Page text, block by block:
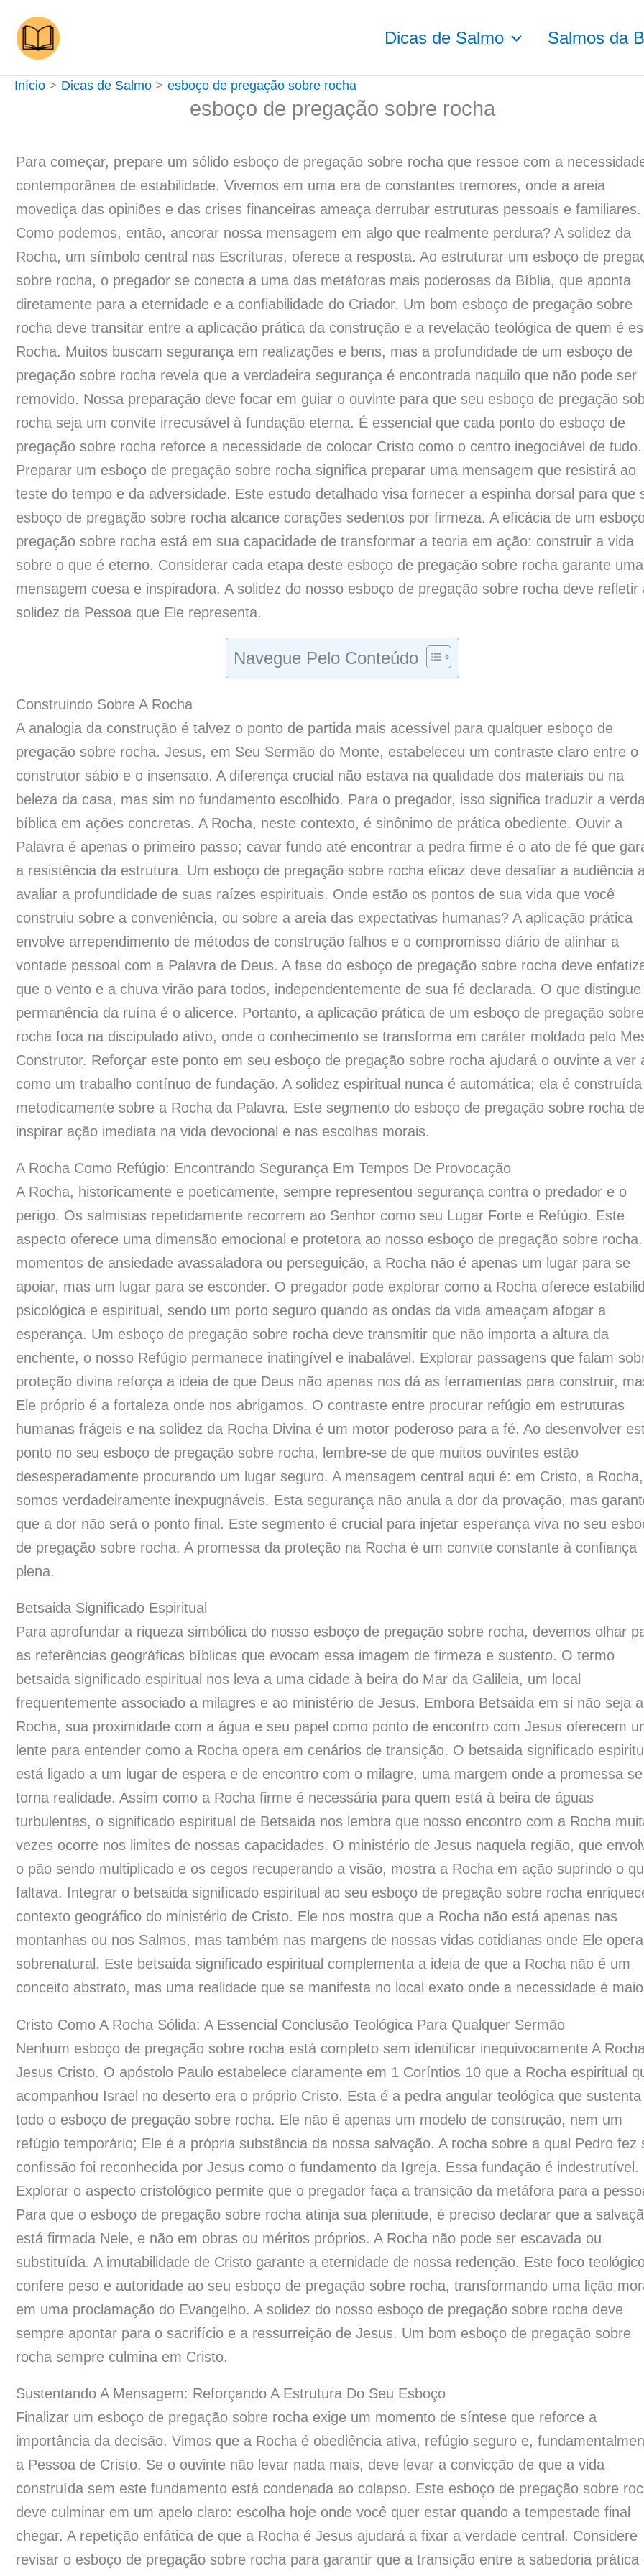
para
conteúdo
Dicas de Salmo Salmos da
Início Dicas de Salmo esboço de pregação sobre rocha
esboço de pregação sobre rocha
Para começar, prepare um sólido esboço de pregação sobre rocha que ressoe com a
contemporânea de estabilidade. Vivemos em uma era de constantes tremores, onde a areia
movediça das opiniões e das crises financeiras ameaça derrubar estruturas pessoais e familiares.
Como podemos, então, ancorar nossa mensagem em algo que realmente perdura? A solidez da
Rocha, um símbolo central nas Escrituras, oferece a resposta. Ao estruturar um esboço de
sobre rocha, o pregador se conecta a uma das metáforas mais poderosas da Bíblia, que aponta
diretamente para a eternidade e a confiabilidade do Criador. Um bom esboço de pregação sobre
rocha deve transitar entre a aplicação prática da construção e a revelação teológica de quem é
Rocha. Muitos buscam segurança em realizações e bens, mas a profundidade de um esboço de
pregação sobre rocha revela que a verdadeira segurança é encontrada naquilo que não pode ser
removido. Nossa preparação deve focar em guiar o ouvinte para que seu esboço de pregação
rocha seja um convite irrecusável à fundação eterna. É essencial que cada ponto do esboço de
pregação sobre rocha reforce a necessidade de colocar Cristo como o centro inegociável de tudo.
Preparar um esboço de pregação sobre rocha significa preparar uma mensagem que resistirá ao
teste do tempo e da adversidade. Este estudo detalhado visa fornecer a espinha dorsal para que
esboço de pregação sobre rocha alcance corações sedentos por firmeza. A eficácia de um
pregação sobre rocha está em sua capacidade de transformar a teoria em ação: construir a vida
sobre o que é eterno. Considerar cada etapa deste esboço de pregação sobre rocha garante uma
mensagem coesa e inspiradora. A solidez do nosso esboço de pregação sobre rocha deve refletir
solidez da Pessoa que Ele representa.
Navegue Pelo Conteúdo
Construindo Sobre A Rocha
A analogia da construção é talvez o ponto de partida mais acessível para qualquer esboço de
pregação sobre rocha. Jesus, em Seu Sermão do Monte, estabeleceu um contraste claro entre o
construtor sábio e o insensato. A diferença crucial não estava na qualidade dos materiais ou na
beleza da casa, mas sim no fundamento escolhido. Para o pregador, isso significa traduzir a
bíblica em ações concretas. A Rocha, neste contexto, é sinônimo de prática obediente. Ouvir a
Palavra é apenas o primeiro passo; cavar fundo até encontrar a pedra firme é o ato de fé que
a resistência da estrutura. Um esboço de pregação sobre rocha eficaz deve desafiar a audiência
avaliar a profundidade de suas raízes espirituais. Onde estão os pontos de sua vida que você
construiu sobre a conveniência, ou sobre a areia das expectativas humanas? A aplicação prática
envolve arrependimento de métodos de construção falhos e o compromisso diário de alinhar a
vontade pessoal com a Palavra de Deus. A fase do esboço de pregação sobre rocha deve
que o vento e a chuva virão para todos, independentemente de sua fé declarada. O que
permanência da ruína é o alicerce. Portanto, a aplicação prática de um esboço de pregação sobre
rocha foca na discipulado ativo, onde o conhecimento se transforma em caráter moldado pelo
Construtor. Reforçar este ponto em seu esboço de pregação sobre rocha ajudará o ouvinte a ver
como um trabalho contínuo de fundação. A solidez espiritual nunca é automática; ela é construída
metodicamente sobre a Rocha da Palavra. Este segmento do esboço de pregação sobre rocha
inspirar ação imediata na vida devocional e nas escolhas morais.
A Rocha Como Refúgio: Encontrando Segurança Em Tempos De Provocação
A Rocha, historicamente e poeticamente, sempre representou segurança contra o predador e o
perigo. Os salmistas repetidamente recorrem ao Senhor como seu Lugar Forte e Refúgio. Este
aspecto oferece uma dimensão emocional e protetora ao nosso esboço de pregação sobre
momentos de ansiedade avassaladora ou perseguição, a Rocha não é apenas um lugar para se
apoiar, mas um lugar para se esconder. O pregador pode explorar como a Rocha oferece
psicológica e espiritual, sendo um porto seguro quando as ondas da vida ameaçam afogar a
esperança. Um esboço de pregação sobre rocha deve transmitir que não importa a altura da
enchente, o nosso Refúgio permanece inatingível e inabalável. Explorar passagens que falam
proteção divina reforça a ideia de que Deus não apenas nos dá as ferramentas para construir,
Ele próprio é a fortaleza onde nos abrigamos. O contraste entre procurar refúgio em estruturas
humanas frágeis e na solidez da Rocha Divina é um motor poderoso para a fé. Ao desenvolver
ponto no seu esboço de pregação sobre rocha, lembre-se de que muitos ouvintes estão
desesperadamente procurando um lugar seguro. A mensagem central aqui é: em Cristo, a Rocha,
somos verdadeiramente inexpugnáveis. Esta segurança não anula a dor da provação, mas
que a dor não será o ponto final. Este segmento é crucial para injetar esperança viva no seu
de pregação sobre rocha. A promessa da proteção na Rocha é um convite constante à confiança
plena.
Betsaida Significado Espiritual
Para aprofundar a riqueza simbólica do nosso esboço de pregação sobre rocha, devemos olhar
as referências geográficas bíblicas que evocam essa imagem de firmeza e sustento. O termo
betsaida significado espiritual nos leva a uma cidade à beira do Mar da Galileia, um local
frequentemente associado a milagres e ao ministério de Jesus. Embora Betsaida em si não seja a
Rocha, sua proximidade com a água e seu papel como ponto de encontro com Jesus oferecem
lente para entender como a Rocha opera em cenários de transição. O betsaida significado
está ligado a um lugar de espera e de encontro com o milagre, uma margem onde a promessa se
torna realidade. Assim como a Rocha firme é necessária para quem está à beira de águas
turbulentas, o significado espiritual de Betsaida nos lembra que nosso encontro com a Rocha
vezes ocorre nos limites de nossas capacidades. O ministério de Jesus naquela região, que
o pão sendo multiplicado e os cegos recuperando a visão, mostra a Rocha em ação suprindo o
faltava. Integrar o betsaida significado espiritual ao seu esboço de pregação sobre rocha
contexto geográfico do ministério de Cristo. Ele nos mostra que a Rocha não está apenas nas
montanhas ou nos Salmos, mas também nas margens de nossas vidas cotidianas onde Ele
sobrenatural. Este betsaida significado espiritual complementa a ideia de que a Rocha não é um
conceito abstrato, mas uma realidade que se manifesta no local exato onde a necessidade é
Cristo Como A Rocha Sólida: A Essencial Conclusão Teológica Para Qualquer Sermão
Nenhum esboço de pregação sobre rocha está completo sem identificar inequivocamente A
Jesus Cristo. O apóstolo Paulo estabelece claramente em 1 Coríntios 10 que a Rocha espiritual
acompanhou Israel no deserto era o próprio Cristo. Esta é a pedra angular teológica que sustenta
todo o esboço de pregação sobre rocha. Ele não é apenas um modelo de construção, nem um
refúgio temporário; Ele é a própria substância da nossa salvação. A rocha sobre a qual Pedro fez
confissão foi reconhecida por Jesus como o fundamento da Igreja. Essa fundação é indestrutível.
Explorar o aspecto cristológico permite que o pregador faça a transição da metáfora para a
Para que o esboço de pregação sobre rocha atinja sua plenitude, é preciso declarar que a
está firmada Nele, e não em obras ou méritos próprios. A Rocha não pode ser escavada ou
substituída. A imutabilidade de Cristo garante a eternidade de nossa redenção. Este foco
confere peso e autoridade ao seu esboço de pregação sobre rocha, transformando uma lição
em uma proclamação do Evangelho. A solidez do nosso esboço de pregação sobre rocha deve
sempre apontar para o sacrifício e a ressurreição de Jesus. Um bom esboço de pregação sobre
rocha sempre culmina em Cristo.
Sustentando A Mensagem: Reforçando A Estrutura Do Seu Esboço
Finalizar um esboço de pregação sobre rocha exige um momento de síntese que reforce a
importância da decisão. Vimos que a Rocha é obediência ativa, refúgio seguro e,
a Pessoa de Cristo. Se o ouvinte não levar nada mais, deve levar a convicção de que a vida
construída sem este fundamento está condenada ao colapso. Este esboço de pregação sobre
deve culminar em um apelo claro: escolha hoje onde você quer estar quando a tempestade final
chegar. A repetição enfática de que a Rocha é Jesus ajudará a fixar a verdade central. Considere
revisar o esboço de pregação sobre rocha para garantir que a transição entre a sabedoria prática